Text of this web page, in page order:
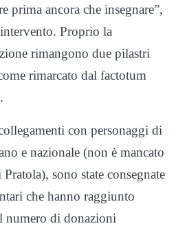
prima ancora che insegnare”,
Proprio la
rimangono due pilastri
rimarcato dal factotum
con personaggi di
e nazionale (non è mancato
sono state consegnate
che hanno raggiunto
numero di donazioni